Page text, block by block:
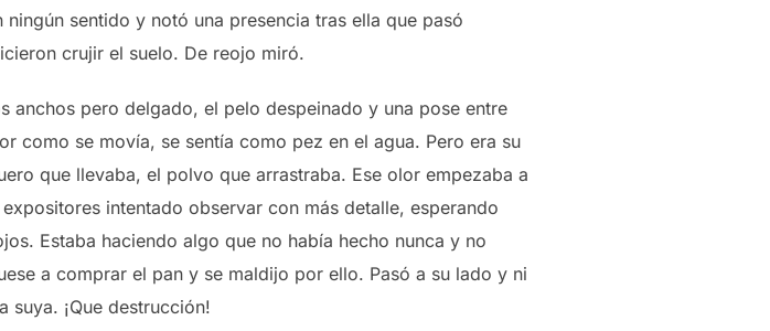
sentido y notó una presencia tras ella que pasó
crujir el suelo. De reojo miró.
anchos pero delgado, el pelo despeinado y una pose entre
como se movía, se sentía como pez en el agua. Pero era su
que llevaba, el polvo que arrastraba. Ese olor empezaba a
intentado observar con más detalle, esperando
Estaba haciendo algo que no había hecho nunca y no
a comprar el pan y se maldijo por ello. Pasó a su lado y ni
suya. ¡Que destrucción!